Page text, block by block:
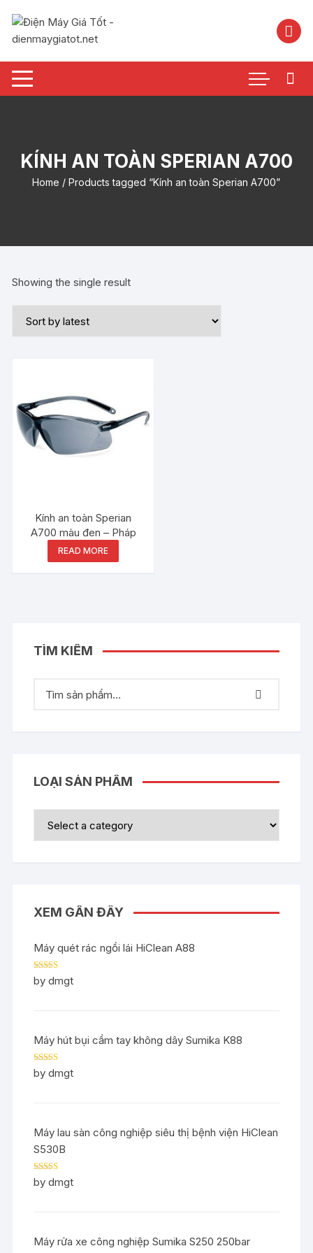
nội
KÍNH AN TOÀN SPERIAN A700
Home / Products tagged “Kính an toàn Sperian A700”
Showing the single result
Kính an toàn Sperian
A700 màu đen – Pháp
READ MORE
TÌM KIẾM
LOẠI SẢN PHẨM
XEM GẦN ĐÂY
Máy quét rác ngồi lái HiClean A88
Rated5out
of 5
by dmgt
Máy hút bụi cầm tay không dây Sumika K88
Rated5out
of 5
by dmgt
Máy lau sàn công nghiệp siêu thị bệnh viện HiClean
S530B
Rated5out
of 5
by dmgt
Máy rửa xe công nghiệp Sumika S250 250bar